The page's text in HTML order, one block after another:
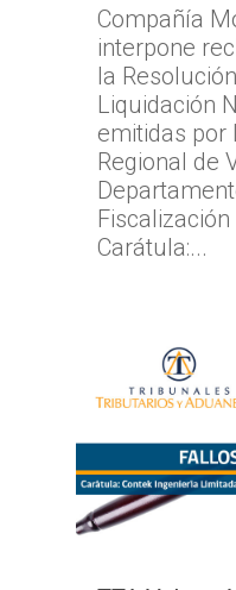
Compañía
interpone
la
Liquidación
emitidas por
Regional de
Carátula:...